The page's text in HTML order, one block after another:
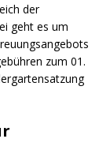
der
geht es um
zum 01.